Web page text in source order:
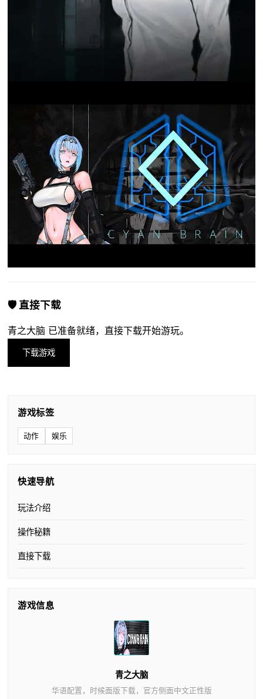
🛡️ 直接下载
青之大脑 已准备就绪，直接下载开始游玩。
下载游戏
游戏标签
动作 娱乐
快速导航
玩法介绍
操作秘籍
直接下载
游戏信息
青之大脑
华语配置，时候面版下载，官方侧面中文正性版